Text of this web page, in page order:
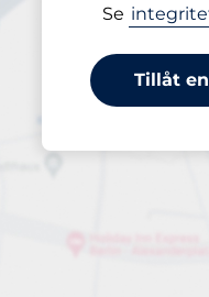
Se
Tillåt